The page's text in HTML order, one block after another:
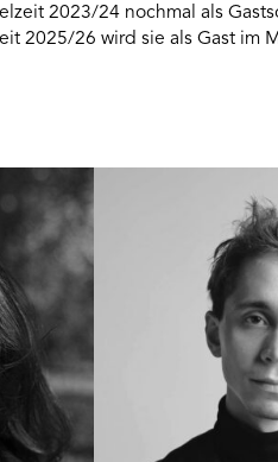
2023/24 nochmal als
2025/26 wird sie als Gast im